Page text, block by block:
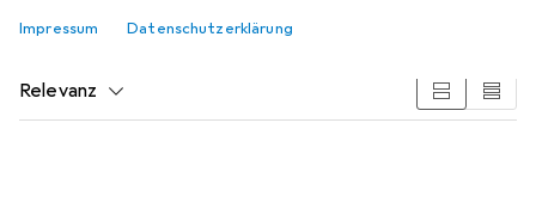
Impressum Datenschutzerklärung
Hier findest du passendes Zubehör zum Produkt Villeroy &
Relevanz